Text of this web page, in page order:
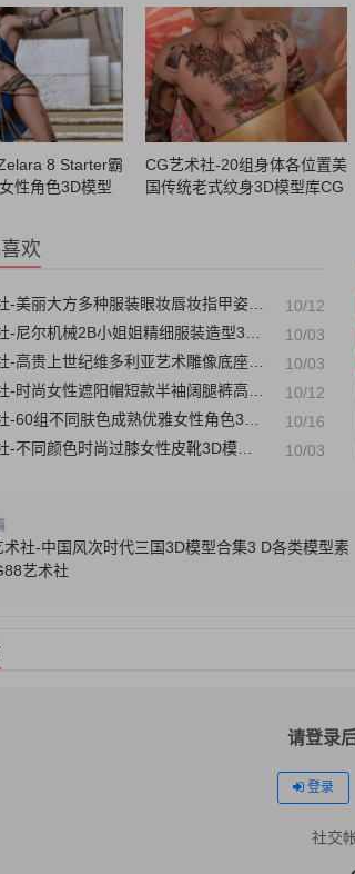
8 Starter霸
性角色3D模型
CG艺术社-20组身体各位置美
国传统老式纹身3D模型库CG
欢
种服装眼妆唇妆指甲姿势女性角色3D模型库合集CG模型库模型素材CG88艺术社
10/12
2B小姐姐精细服装造型3D模型3D CG模型库模型素材CG88艺术社
10/03
纪维多利亚艺术雕像底座3D模型3D CG模型库模型素材CG88艺术社
10/03
遮阳帽短款半袖阔腿裤高跟鞋3D模型库CG模型库模型素材CG88艺术社
10/12
肤色成熟优雅女性角色3D模型库合集CG模型库模型素材CG88艺术社
10/16
时尚过膝女性皮靴3D模型库合集CG模型库模型素材CG88艺术社 10/03
术社-中国风次时代三国3D模型合集3 D各类模型素
艺术社
请登录
登录
社交